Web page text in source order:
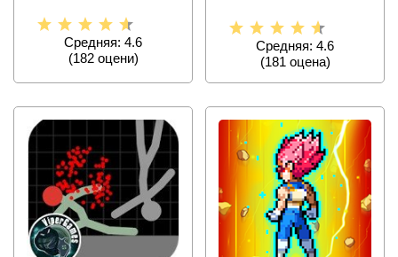
Средняя: 4.6
(182оцени)
любимым
Средняя: 4.6
(181 оценa)